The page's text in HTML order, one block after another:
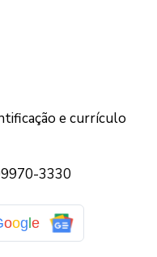
e currículo
3330
oogle